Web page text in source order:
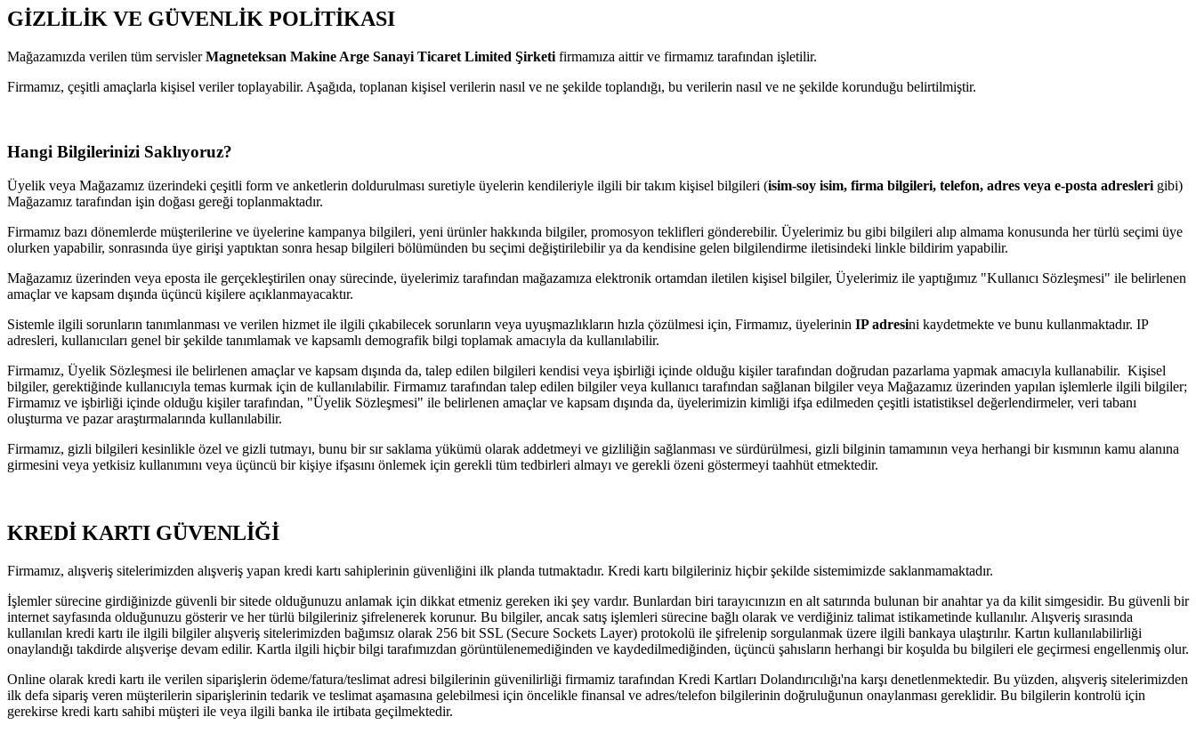
GİZLİLİK VE GÜVENLİK POLİTİKASI
Mağazamızda verilen tüm servislerMagneteksan Makine Arge Sanayi Ticaret Limited Şirketi firmamıza aittir ve firmamız tarafından işletilir.
Firmamız, çeşitli amaçlarla kişisel veriler toplayabilir. Aşağıda, toplanan kişisel verilerin nasıl ve ne şekilde toplandığı, bu verilerin nasıl ve ne şekilde korunduğu belirtilmiştir.
Hangi Bilgilerinizi Saklıyoruz?
Üyelik veya Mağazamız üzerindeki çeşitli form ve anketlerin doldurulması suretiyle üyelerin kendileriyle ilgili bir takım kişisel bilgileri (isim-soy isim, firma bilgileri, telefon, adres veya e-posta adresleri gibi)
Mağazamız tarafından işin doğası gereği toplanmaktadır.
Firmamız bazı dönemlerde müşterilerine ve üyelerine kampanya bilgileri, yeni ürünler hakkında bilgiler, promosyon teklifleri gönderebilir. Üyelerimiz bu gibi bilgileri alıp almama konusunda her türlü seçimi üye
olurken yapabilir, sonrasında üye girişi yaptıktan sonra hesap bilgileri bölümünden bu seçimi değiştirilebilir ya da kendisine gelen bilgilendirme iletisindeki linkle bildirim yapabilir.
Mağazamız üzerinden veya eposta ile gerçekleştirilen onay sürecinde, üyelerimiz tarafından mağazamıza elektronik ortamdan iletilen kişisel bilgiler, Üyelerimiz ile yaptığımız "Kullanıcı Sözleşmesi" ile belirlenen
amaçlar ve kapsam dışında üçüncü kişilere açıklanmayacaktır.
Sistemle ilgili sorunların tanımlanması ve verilen hizmet ile ilgili çıkabilecek sorunların veya uyuşmazlıkların hızla çözülmesi için, Firmamız, üyelerinin IP adresini kaydetmekte ve bunu kullanmaktadır. IP
adresleri, kullanıcıları genel bir şekilde tanımlamak ve kapsamlı demografik bilgi toplamak amacıyla da kullanılabilir.
Firmamız, Üyelik Sözleşmesi ile belirlenen amaçlar ve kapsam dışında da, talep edilen bilgileri kendisi veya işbirliği içinde olduğu kişiler tarafından doğrudan pazarlama yapmak amacıyla kullanabilir. Kişisel
bilgiler, gerektiğinde kullanıcıyla temas kurmak için de kullanılabilir. Firmamız tarafından talep edilen bilgiler veya kullanıcı tarafından sağlanan bilgiler veya Mağazamız üzerinden yapılan işlemlerle ilgili bilgiler;
Firmamız ve işbirliği içinde olduğu kişiler tarafından, "Üyelik Sözleşmesi" ile belirlenen amaçlar ve kapsam dışında da, üyelerimizin kimliği ifşa edilmeden çeşitli istatistiksel değerlendirmeler, veri tabanı
oluşturma ve pazar araştırmalarında kullanılabilir.
Firmamız, gizli bilgileri kesinlikle özel ve gizli tutmayı, bunu bir sır saklama yükümü olarak addetmeyi ve gizliliğin sağlanması ve sürdürülmesi, gizli bilginin tamamının veya herhangi bir kısmının kamu alanına
girmesini veya yetkisiz kullanımını veya üçüncü bir kişiye ifşasını önlemek için gerekli tüm tedbirleri almayı ve gerekli özeni göstermeyi taahhüt etmektedir.
KREDİ KARTI GÜVENLİĞİ
Firmamız, alışveriş sitelerimizden alışveriş yapan kredi kartı sahiplerinin güvenliğini ilk planda tutmaktadır. Kredi kartı bilgileriniz hiçbir şekilde sistemimizde saklanmamaktadır.
İşlemler sürecine girdiğinizde güvenli bir sitede olduğunuzu anlamak için dikkat etmeniz gereken iki şey vardır. Bunlardan biri tarayıcınızın en alt satırında bulunan bir anahtar ya da kilit simgesidir. Bu güvenli bir
internet sayfasında olduğunuzu gösterir ve her türlü bilgileriniz şifrelenerek korunur. Bu bilgiler, ancak satış işlemleri sürecine bağlı olarak ve verdiğiniz talimat istikametinde kullanılır. Alışveriş sırasında
kullanılan kredi kartı ile ilgili bilgiler alışveriş sitelerimizden bağımsız olarak 256 bit SSL (Secure Sockets Layer) protokolü ile şifrelenip sorgulanmak üzere ilgili bankaya ulaştırılır. Kartın kullanılabilirliği
onaylandığı takdirde alışverişe devam edilir. Kartla ilgili hiçbir bilgi tarafımızdan görüntülenemediğinden ve kaydedilmediğinden, üçüncü şahısların herhangi bir koşulda bu bilgileri ele geçirmesi engellenmiş olur.
Online olarak kredi kartı ile verilen siparişlerin ödeme/fatura/teslimat adresi bilgilerinin güvenilirliği firmamiz tarafından Kredi Kartları Dolandırıcılığı'na karşı denetlenmektedir. Bu yüzden, alışveriş sitelerimizden
ilk defa sipariş veren müşterilerin siparişlerinin tedarik ve teslimat aşamasına gelebilmesi için öncelikle finansal ve adres/telefon bilgilerinin doğruluğunun onaylanması gereklidir. Bu bilgilerin kontrolü için
gerekirse kredi kartı sahibi müşteri ile veya ilgili banka ile irtibata geçilmektedir.